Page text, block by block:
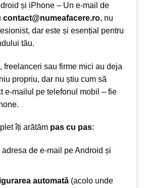
și iPhone – Un e-mail de
contact@numeafacere.ro, nu
dar este și esențial pentru
tău.
freelanceri sau firme mici au deja
propriu, dar nu știu cum să
e-mailul pe telefonul mobil – fie
.
îți arătăm pas cu pas:
de e-mail pe Android și
automată(acolo unde